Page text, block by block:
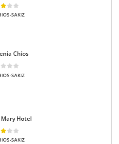
SAKIZ
Chios
SAKIZ
Mary Hotel
SAKIZ